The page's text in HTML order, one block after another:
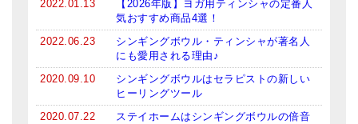
2022.01.13
【2026年版】ヨガ用ティンシャの定番人
気おすすめ商品4選！
2022.06.23
シンギングボウル・ティンシャが著名人
にも愛用される理由♪
2020.09.10
シンギングボウルはセラピストの新しい
ヒーリングツール
2020.07.22
ステイホームはシンギングボウルの倍音